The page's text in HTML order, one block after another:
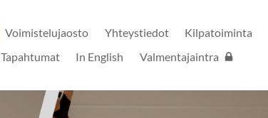
Voimistelujaosto Yhteystiedot
Kilpatoiminta
Tapahtumat In English Valmentajaintra